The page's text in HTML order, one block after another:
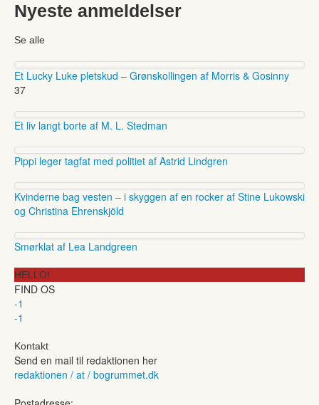
Nyeste anmeldelser
Se alle
Et Lucky Luke pletskud – Grønskollingen af Morris & Gosinny
37
Et liv langt borte af M. L. Stedman
Pippi leger tagfat med politiet af Astrid Lindgren
Kvinderne bag vesten – i skyggen af en rocker af Stine Lukowski
og Christina Ehrenskjöld
Smørklat af Lea Landgreen
HELLO!
FIND OS
-1
-1
Kontakt
Send en mail til redaktionen her
redaktionen / at / bogrummet.dk